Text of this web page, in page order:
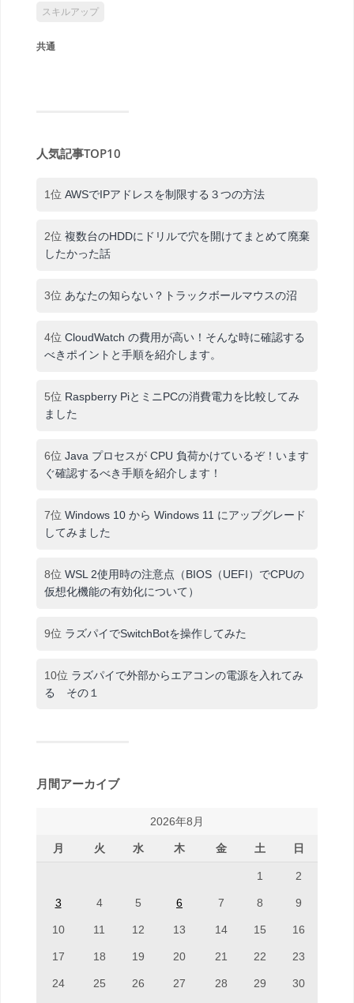
スキルアップ
共通
人気記事TOP10
1位 AWSでIPアドレスを制限する３つの方法
2位 複数台のHDDにドリルで穴を開けてまとめて廃棄
したかった話
3位 あなたの知らない？トラックボールマウスの沼
4位 CloudWatch の費用が高い！そんな時に確認する
べきポイントと手順を紹介します。
5位 Raspberry PiとミニPCの消費電力を比較してみ
ました
6位 Java プロセスが CPU 負荷かけているぞ！います
ぐ確認するべき手順を紹介します！
7位 Windows 10 から Windows 11 にアップグレード
してみました
8位 WSL 2使用時の注意点（BIOS（UEFI）でCPUの
仮想化機能の有効化について）
9位 ラズパイでSwitchBotを操作してみた
10位 ラズパイで外部からエアコンの電源を入れてみ
る その１
月間アーカイブ
2026年8月
月 火 水 木 金 土 日
1 2
3 4 5 6 7 8 9
10 11 12 13 14 15 16
17 18 19 20 21 22 23
24 25 26 27 28 29 30